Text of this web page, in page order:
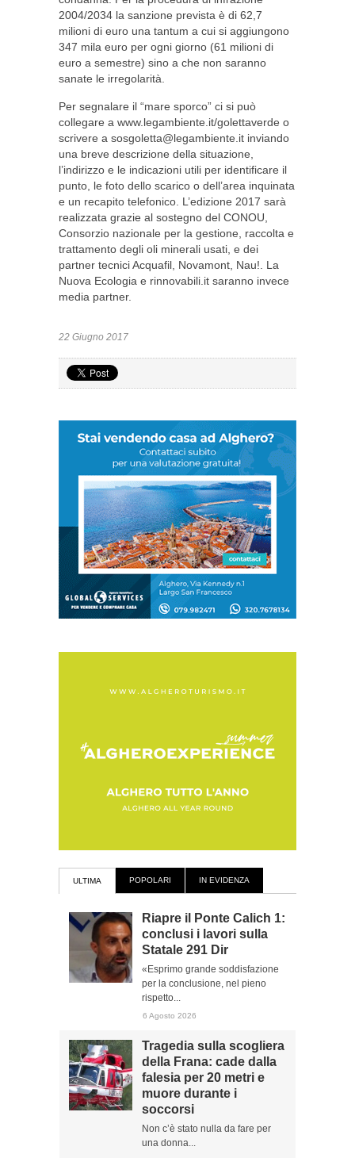
2004/2034 la sanzione prevista è di 62,7
milioni di euro una tantum a cui si aggiungono
347 mila euro per ogni giorno (61 milioni di
euro a semestre) sino a che non saranno
sanate le irregolarità.
Per segnalare il “mare sporco” ci si può
collegare a www.legambiente.it/golettaverde o
scrivere a sosgoletta@legambiente.it inviando
una breve descrizione della situazione,
l’indirizzo e le indicazioni utili per identificare il
punto, le foto dello scarico o dell’area inquinata
e un recapito telefonico. L’edizione 2017 sarà
realizzata grazie al sostegno del CONOU,
Consorzio nazionale per la gestione, raccolta e
trattamento degli oli minerali usati, e dei
partner tecnici Acquafil, Novamont, Nau!. La
Nuova Ecologia e rinnovabili.it saranno invece
media partner.
22 Giugno 2017
ULTIMA POPOLARI IN EVIDENZA
Riapre il Ponte Calich 1:
conclusi i lavori sulla
Statale 291 Dir
«Esprimo grande soddisfazione
per la conclusione, nel pieno
rispetto...
6 Agosto 2026
Tragedia sulla scogliera
della Frana: cade dalla
falesia per 20 metri e
muore durante i
soccorsi
Non c’è stato nulla da fare per
una donna...